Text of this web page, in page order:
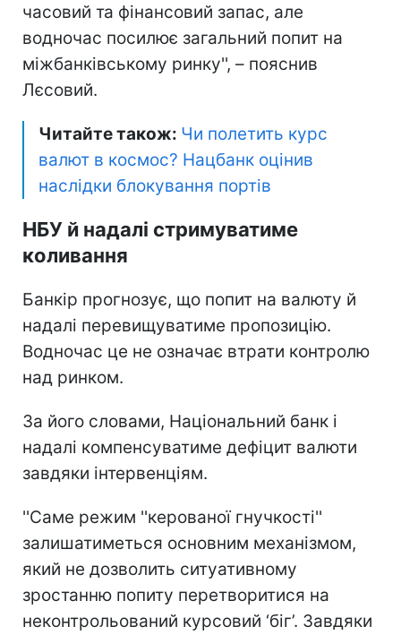
часовий та фінансовий запас, але
водночас посилює загальний попит на
міжбанківському ринку'', – пояснив
Лєсовий.
Читайте також: Чи полетить курс
валют в космос? Нацбанк оцінив
наслідки блокування портів
НБУ й надалі стримуватиме
коливання
Банкір прогнозує, що попит на валюту й
надалі перевищуватиме пропозицію.
Водночас це не означає втрати контролю
над ринком.
За його словами, Національний банк і
надалі компенсуватиме дефіцит валюти
завдяки інтервенціям.
''Саме режим ''керованої гнучкості''
залишатиметься основним механізмом,
який не дозволить ситуативному
зростанню попиту перетворитися на
неконтрольований курсовий ‘біг’. Завдяки